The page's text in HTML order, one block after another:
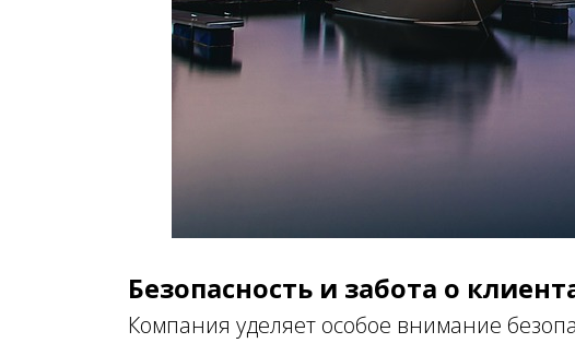
Безопасность и забота о
Компания уделяет особое внимание